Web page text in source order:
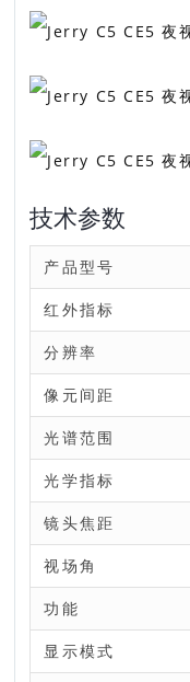
技术参数
产品型号
红外指标
分辨率
像元间距
光谱范围
光学指标
镜头焦距
视场角
功能
显示模式